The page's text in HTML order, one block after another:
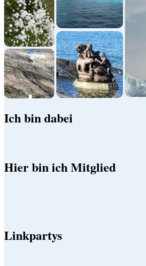
Ich bin dabei
Hier bin ich Mitglied
Linkpartys